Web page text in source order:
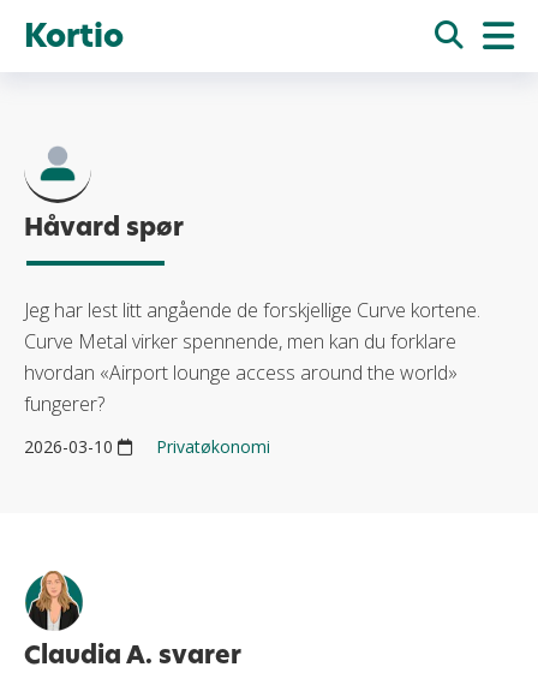
Kortio
Håvard spør
Jeg har lest litt angående de forskjellige Curve kortene.
Curve Metal virker spennende, men kan du forklare
hvordan «Airport lounge access around the world»
fungerer?
2026-03-10 Privatøkonomi
Claudia A. svarer